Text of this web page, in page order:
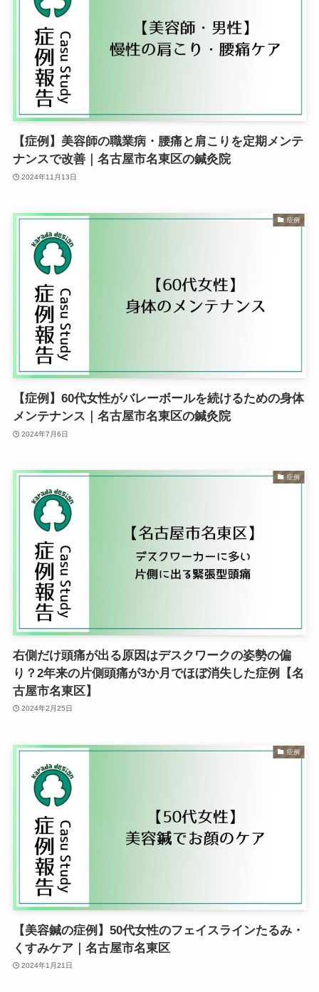
【症例】美容師の職業病・腰痛と肩こりを定期メンテ
ナンスで改善｜名古屋市名東区の鍼灸院
2024年11月13日
症例
【症例】60代女性がバレーボールを続けるための身体
メンテナンス｜名古屋市名東区の鍼灸院
2024年7月6日
症例
右側だけ頭痛が出る原因はデスクワークの姿勢の偏
り？2年来の片側頭痛が3か月でほぼ消失した症例【名
古屋市名東区】
2024年2月25日
症例
【美容鍼の症例】50代女性のフェイスラインたるみ・
くすみケア｜名古屋市名東区
2024年1月21日